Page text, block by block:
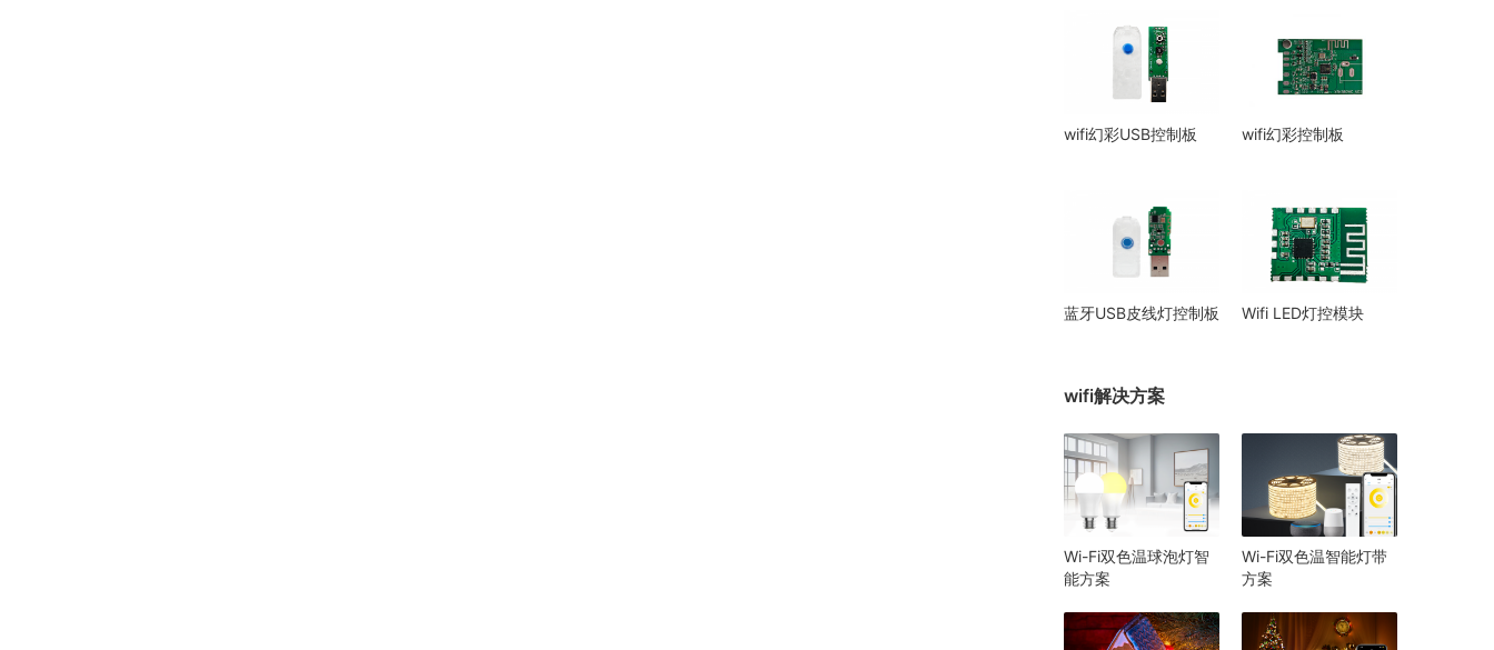
wifi幻彩USB控制板 wifi幻彩控制板
蓝牙USB皮线灯控制板 Wifi LED灯控模块
wifi解决方案
Wi-Fi双色温球泡灯智
能方案
Wi-Fi双色温智能灯带
方案